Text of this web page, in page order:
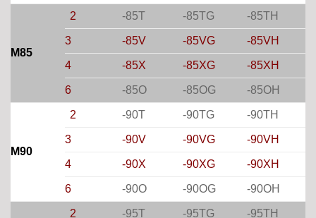
M85
2 -85T -85TG -85TH
3 -85V -85VG -85VH
4 -85X -85XG -85XH
6 -85O -85OG -85OH
M90
2 -90T -90TG -90TH
3 -90V -90VG -90VH
4 -90X -90XG -90XH
6 -90O -90OG -90OH
2 -95T -95TG -95TH